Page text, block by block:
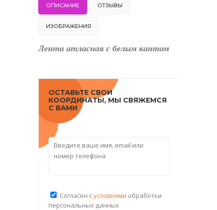
ОПИСАНИЕ ОТЗЫВЫ
ИЗОБРАЖЕНИЯ
Лента атласная с белым кантом
ОСТАВЬТЕ СВОИ
КООРДИНАТЫ, МЫ СВЯЖЕМСЯ
С ВАМИ
Согласен сусловиями обработки
персональных данных